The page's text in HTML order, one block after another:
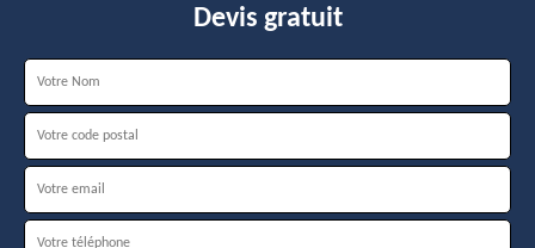
Devis gratuit